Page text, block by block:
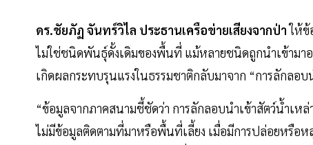
ดร.ชัยภัฏ จันทร์วิไล ประธานเครือข่ายเสียงจากป่าให้ข้
ไม่ใช่ชนิดพันธุ์ดั้งเดิมของพื้นที่ แม้หลายชนิดถูกนำเข้ามา
เกิดผลกระทบรุนแรงในธรรมชาติกลับมาจาก “การลักลอ
“ข้อมูลจากภาคสนามชี้ชัดว่า การลักลอบนำเข้าสัตว์น้ำเ
ไม่มีข้อมูลติดตามที่มาหรือพื้นที่เลี้ยง เมื่อมีการปล่อยหรือห